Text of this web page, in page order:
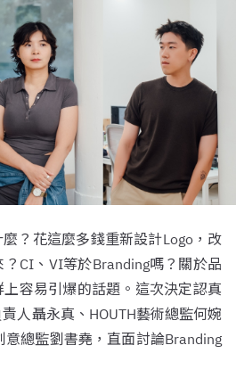
？花這麼多錢重新設計Logo，改
CI、VI等於Branding嗎？關於品
容易引爆的話題。這次決定認真
人聶永真、HOUTH藝術總監何婉
意總監劉書堯，直面討論Branding